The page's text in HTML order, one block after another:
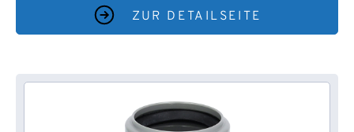
ZUR DETAILSEITE